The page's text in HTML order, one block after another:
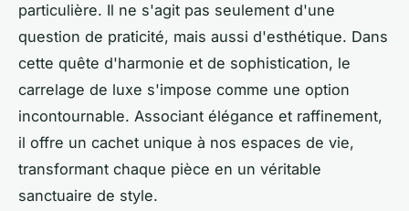
particulière. Il ne s'agit pas seulement d'une
question de praticité, mais aussi d'esthétique. Dans
cette quête d'harmonie et de sophistication, le
carrelage de luxe s'impose comme une option
incontournable. Associant élégance et raffinement,
il offre un cachet unique à nos espaces de vie,
transformant chaque pièce en un véritable
sanctuaire de style.